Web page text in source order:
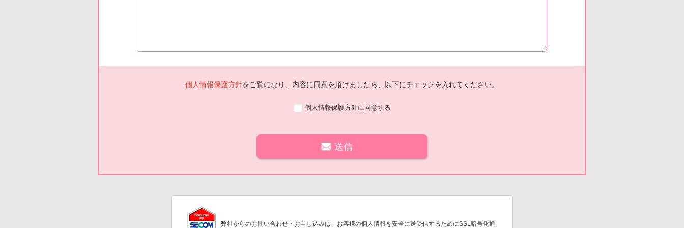
個人情報保護方針をご覧になり、内容に同意を頂けましたら、以下にチェックを入れてください。
個人情報保護方針に同意する
弊社からのお問い合わせ・お申し込みは、お客様の個人情報を安全に送受信するためにSSL暗号化通